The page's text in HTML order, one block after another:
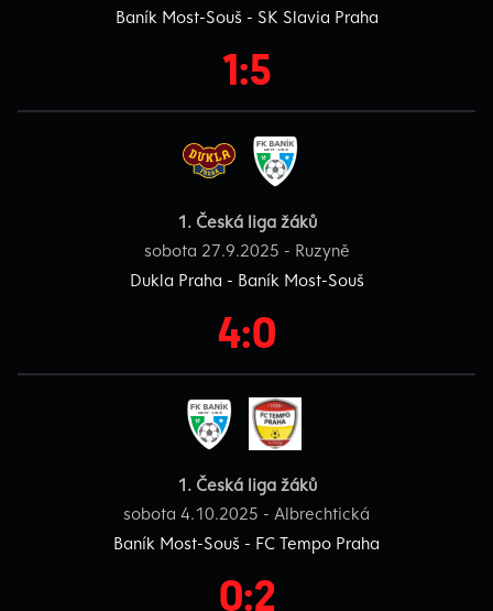
Baník Most-Souš - SK Slavia Praha
1:5
1. Česká liga žáků
sobota 27.9.2025 - Ruzyně
Dukla Praha - Baník Most-Souš
4:0
1. Česká liga žáků
sobota 4.10.2025 - Albrechtická
Baník Most-Souš - FC Tempo Praha
0:2